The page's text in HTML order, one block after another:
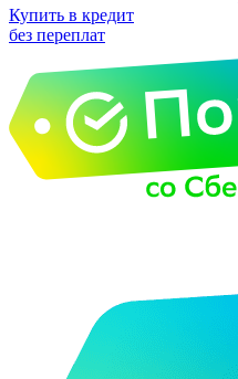
Купить в кредит
без переплат